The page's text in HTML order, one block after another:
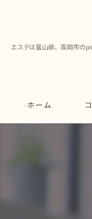
エステは富山県、高岡市の
ホーム